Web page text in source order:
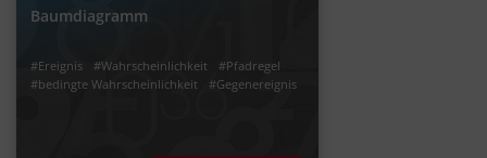
Baumdiagramm
#Ereignis #Wahrscheinlichkeit
#Pfadregel
#bedingte Wahrscheinlichkeit
#Gegenereignis